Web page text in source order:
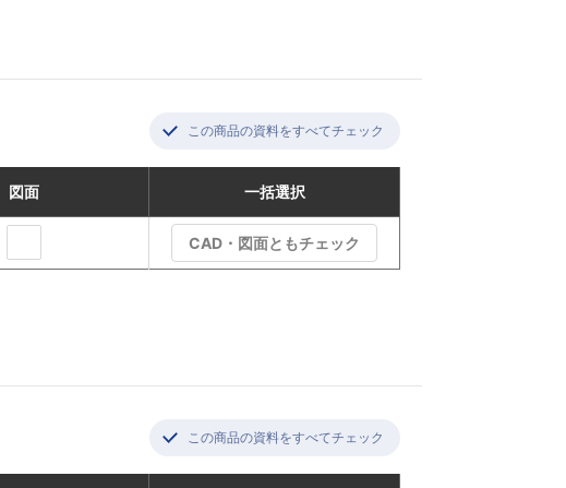
この商品の資料をすべてチェック
図面 一括選択
CAD・図面ともチェック
この商品の資料をすべてチェック